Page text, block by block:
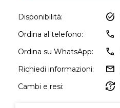
Disponibilità: task_alt
Ordina al telefono:
call
Ordina su WhatsApp:
call
Richiedi informazioni:
mail
Cambi e resi:
question_exchange